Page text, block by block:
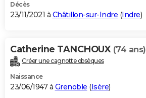
Décès
23/11/2021 à Châtillon-sur-Indre (Indre)
Catherine TANCHOUX (74 ans)
Créer une cagnotte obsèques
Naissance
23/06/1947 à Grenoble (Isère)